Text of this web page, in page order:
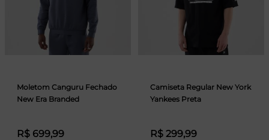
Moletom Canguru Fechado
New Era Branded
R$ 699,99
Camiseta Regular New York
Yankees Preta
R$ 299,99